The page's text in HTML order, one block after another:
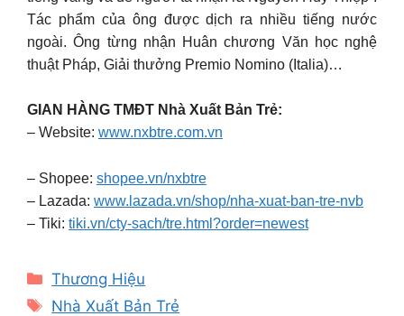
Tác phẩm của ông được dịch ra nhiều tiếng nước
ngoài. Ông từng nhận Huân chương Văn học nghệ
thuật Pháp, Giải thưởng Premio Nomino (Italia)…
GIAN HÀNG TMĐT Nhà Xuất Bản Trẻ:
– Website: www.nxbtre.com.vn
– Shopee: shopee.vn/nxbtre
– Lazada: www.lazada.vn/shop/nha-xuat-ban-tre-nvb
– Tiki: tiki.vn/cty-sach/tre.html?order=newest
Categories
Thương Hiệu
Tags
Nhà Xuất Bản Trẻ